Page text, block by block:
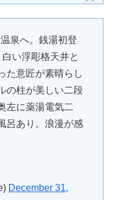
泉へ。銭湯初登
い浮彫格天井と
た意匠が素晴らし
の柱が美しい二段
左に薬湯電気二
呂あり。浪漫が感
December 31,